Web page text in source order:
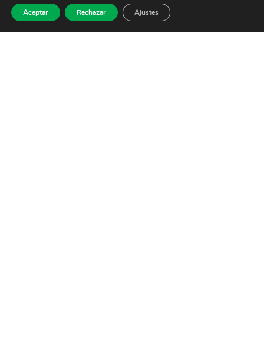
Aceptar Rechazar Ajustes